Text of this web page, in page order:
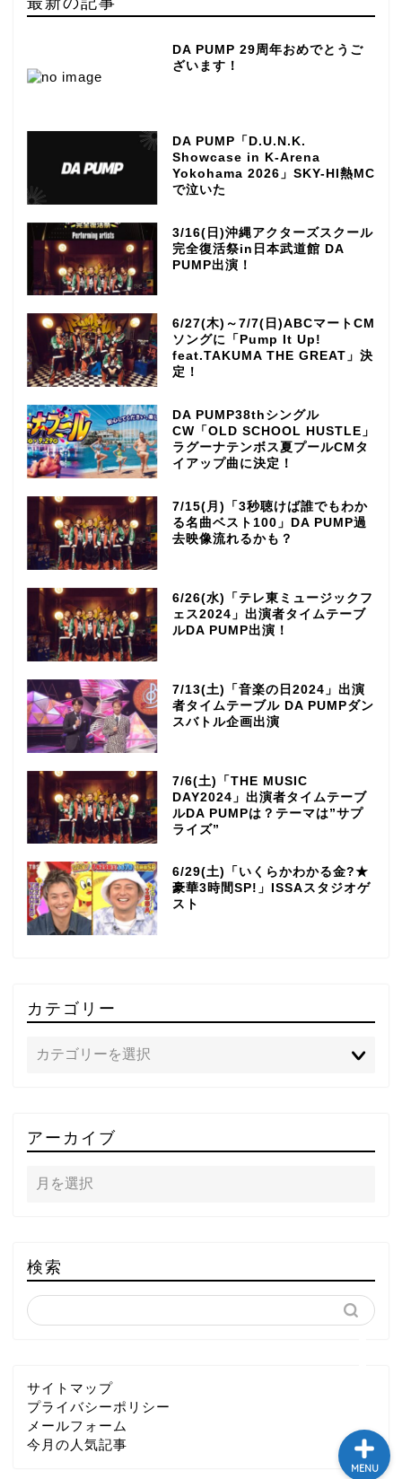
DA PUMP 29周年おめでとうご
ざいます！
DA PUMP「D.U.N.K.
Showcase in K-Arena
Yokohama 2026」SKY-HI熱MC
で泣いた
3/16(日)沖縄アクターズスクール
完全復活祭in日本武道館 DA
PUMP出演！
6/27(木)～7/7(日)ABCマートCM
ソングに「Pump It Up!
feat.TAKUMA THE GREAT」決
定！
DA PUMP38thシングル
CW「OLD SCHOOL HUSTLE」
ラグーナテンボス夏プールCMタ
イアップ曲に決定！
7/15(月)「3秒聴けば誰でもわか
る名曲ベスト100」DA PUMP過
去映像流れるかも？
6/26(水)「テレ東ミュージックフ
ェス2024」出演者タイムテーブ
ルDA PUMP出演！
7/13(土)「音楽の日2024」出演
者タイムテーブル DA PUMPダン
スバトル企画出演
7/6(土)「THE MUSIC
DAY2024」出演者タイムテーブ
ルDA PUMPは？テーマは”サプ
ライズ”
6/29(土)「いくらかわかる金?★
豪華3時間SP!」ISSAスタジオゲ
スト
カテゴリー
アーカイブ
検索
サイトマップ
プライバシーポリシー
メールフォーム
今月の人気記事
MENU
～DA PUMP YORIの晴れ
ばれラジオ～